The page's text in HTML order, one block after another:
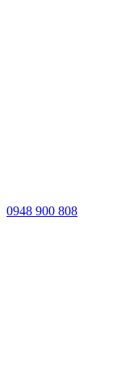
0948 900 808